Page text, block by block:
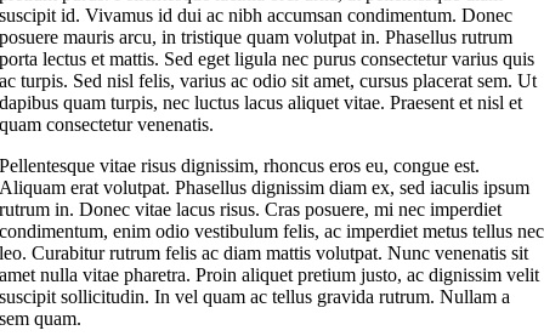
suscipit id. Vivamus id dui ac nibh accumsan condimentum. Donec
posuere mauris arcu, in tristique quam volutpat in. Phasellus rutrum
porta lectus et mattis. Sed eget ligula nec purus consectetur varius quis
ac turpis. Sed nisl felis, varius ac odio sit amet, cursus placerat sem. Ut
dapibus quam turpis, nec luctus lacus aliquet vitae. Praesent et nisl et
quam consectetur venenatis.
Pellentesque vitae risus dignissim, rhoncus eros eu, congue est.
Aliquam erat volutpat. Phasellus dignissim diam ex, sed iaculis ipsum
rutrum in. Donec vitae lacus risus. Cras posuere, mi nec imperdiet
condimentum, enim odio vestibulum felis, ac imperdiet metus tellus nec
leo. Curabitur rutrum felis ac diam mattis volutpat. Nunc venenatis sit
amet nulla vitae pharetra. Proin aliquet pretium justo, ac dignissim velit
suscipit sollicitudin. In vel quam ac tellus gravida rutrum. Nullam a
sem quam.